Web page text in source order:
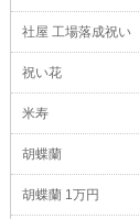
社屋 工場落成祝い
祝い花
米寿
胡蝶蘭
胡蝶蘭 1万円